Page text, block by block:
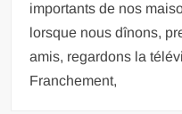
importants de nos
lorsque nous dînons,
amis, regardons la
Franchement,